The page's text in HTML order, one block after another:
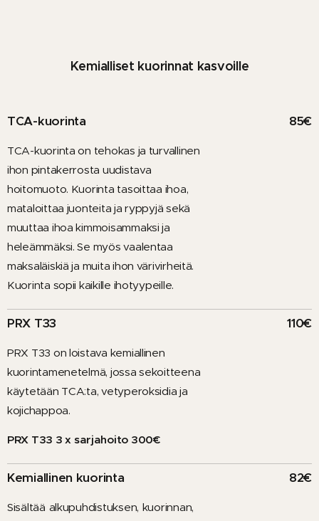
Kemialliset kuorinnat kasvoille
TCA-kuorinta
TCA-kuorinta on tehokas ja turvallinen
ihon pintakerrosta uudistava
hoitomuoto. Kuorinta tasoittaa ihoa,
mataloittaa juonteita ja ryppyjä sekä
muuttaa ihoa kimmoisammaksi ja
heleämmäksi. Se myös vaalentaa
maksaläiskiä ja muita ihon värivirheitä.
Kuorinta sopii kaikille ihotyypeille.
85€
PRX T33
PRX T33 on loistava kemiallinen
kuorintamenetelmä, jossa sekoitteena
käytetään TCA:ta, vetyperoksidia ja
kojichappoa.
PRX T33 3 x sarjahoito 300€
110€
Kemiallinen kuorinta
Sisältää alkupuhdistuksen, kuorinnan,
82€